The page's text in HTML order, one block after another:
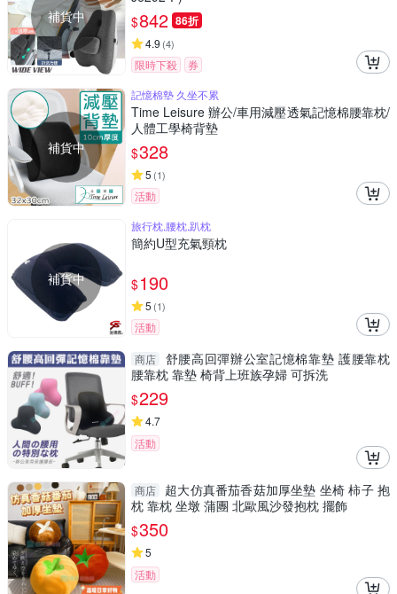
補貨中
$842 86折
4.9 (4)
限時下殺 券
補貨中
記憶棉墊 久坐不累
Time Leisure 辦公/車用減壓透氣記憶棉腰靠枕/
人體工學椅背墊
$328
5 (1)
活動
補貨中
旅行枕,腰枕,趴枕
簡約U型充氣頸枕
$190
5 (1)
活動
商店
舒腰高回彈辦公室記憶棉靠墊 護腰靠枕
腰靠枕 靠墊 椅背上班族孕婦 可拆洗
$229
4.7
活動
商店
超大仿真番茄香菇加厚坐墊 坐椅 柿子 抱
枕 靠枕 坐墩 蒲團 北歐風沙發抱枕 擺飾
$350
5
活動